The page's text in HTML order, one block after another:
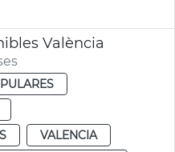
València
VALENCIA